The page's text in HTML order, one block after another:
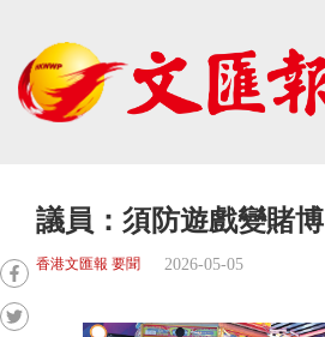
議員：須防遊戲變賭博
香港文匯報 要聞 2026-05-05